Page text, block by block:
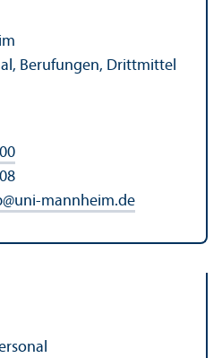
Berufungen, Drittmittel
@uni-mannheim.de